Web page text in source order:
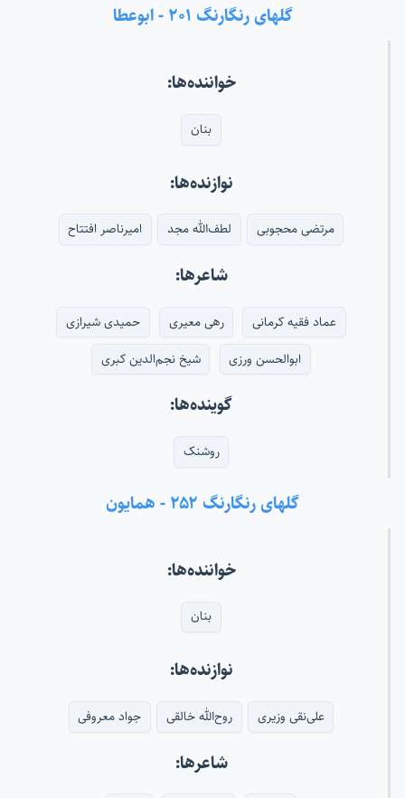
گلهای رنگارنگ ۲۰۱ - ابوعطا
خواننده‌ها:
بنان
نوازنده‌ها:
مرتضی محجوبی لطف‌الله مجد امیرناصر افتتاح
شاعرها:
عماد فقیه کرمانی رهی معیری
حمیدی شیرازی
ابوالحسن ورزی
شیخ نجم‌الدین کبری
گوینده‌ها:
روشنک
گلهای رنگارنگ ۲۵۲ - همایون
خواننده‌ها:
بنان
نوازنده‌ها:
علی‌نقی وزیری روح‌الله خالقی جواد معروفی
شاعرها: